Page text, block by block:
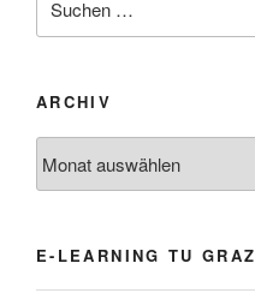
nach:
ARCHIV
E-LEARNING TU GRAZ